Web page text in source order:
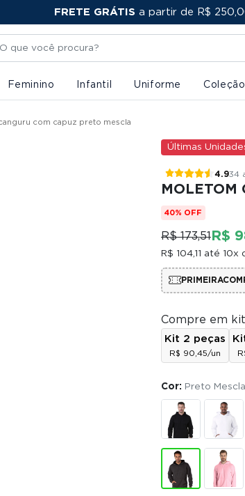
PRIMEIRACOMPRA
FRETE GRÁTIS a partir de R$
Feminino Infantil Uniforme
com capuz preto mescla
Últimas
4.934
MOLETOM
40% OFF
R$ 173,51R$
R$ 104,11 até 10x
Compre em
Kit 2 peças
R$ 90,45/un
Cor: Preto Mescla